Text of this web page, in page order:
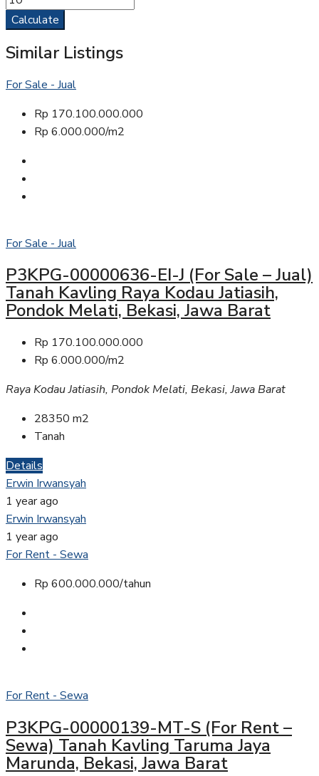
Calculate
Similar Listings
For Sale - Jual
Rp 170.100.000.000
Rp 6.000.000/m2
For Sale - Jual
P3KPG-00000636-EI-J (For Sale – Jual)
Tanah Kavling Raya Kodau Jatiasih,
Pondok Melati, Bekasi, Jawa Barat
Rp 170.100.000.000
Rp 6.000.000/m2
Raya Kodau Jatiasih, Pondok Melati, Bekasi, Jawa Barat
28350 m2
Tanah
Details
Erwin Irwansyah
1 year ago
Erwin Irwansyah
1 year ago
For Rent - Sewa
Rp 600.000.000/tahun
For Rent - Sewa
P3KPG-00000139-MT-S (For Rent –
Sewa) Tanah Kavling Taruma Jaya
Marunda, Bekasi, Jawa Barat